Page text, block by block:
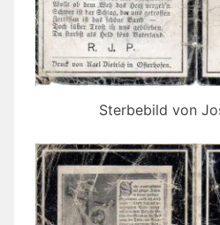
Sterbebild von